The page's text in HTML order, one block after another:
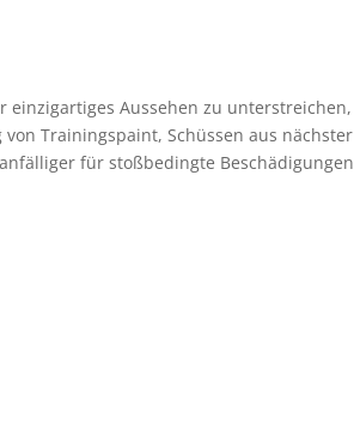
Aussehen zu unterstreichen,
Trainingspaint, Schüssen aus nächster
für stoßbedingte Beschädigungen